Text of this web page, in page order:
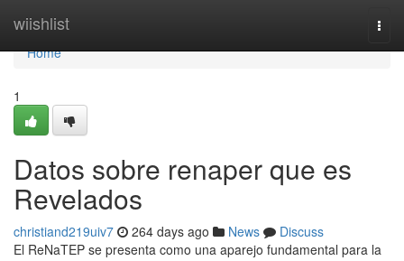
wiishlist
Home
Home
1
Datos sobre renaper que es
Revelados
christiand219uiv7 264 days ago News
Discuss
El⁣ ReNaTEP se presenta como ‍una ⁣aparejo fundamental para la